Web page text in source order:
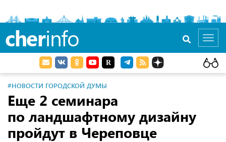
cherinfo
#НОВОСТИ ГОРОДСКОЙ ДУМЫ
Еще 2 семинара
по ландшафтному дизайну
пройдут в Череповце